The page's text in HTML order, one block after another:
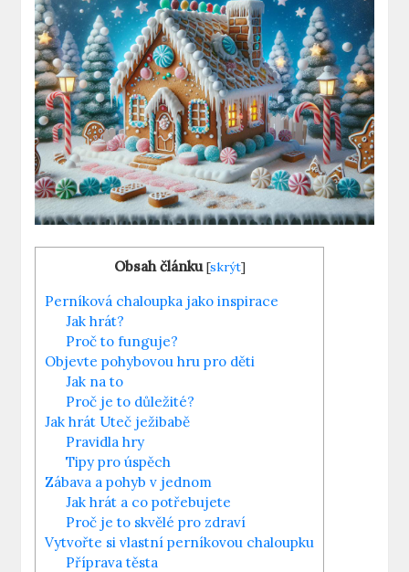
Obsah článku [skrýt]
Perníková chaloupka jako inspirace
Jak hrát?
Proč to funguje?
Objevte pohybovou hru pro děti
Jak na to
Proč je to důležité?
Jak hrát Uteč ježibabě
Pravidla hry
Tipy pro úspěch
Zábava a pohyb v jednom
Jak hrát a co potřebujete
Proč je to skvělé pro zdraví
Vytvořte si vlastní perníkovou chaloupku
Příprava těsta